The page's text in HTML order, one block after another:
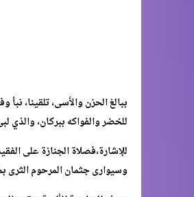
ببالغ الحزن والأسى، تلقينا،
للخضر والفواكه ببركان، والذي لبى نداء ربه مساء
وسيوارى جثمان المرحوم الثرى